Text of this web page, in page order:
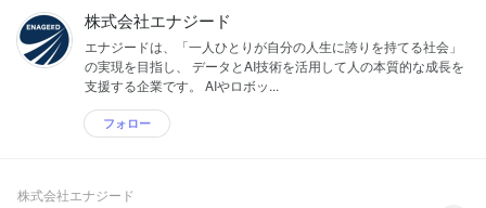
株式会社エナジード
エナジードは、「一人ひとりが自分の人生に誇りを持てる社会」
の実現を目指し、 データとAI技術を活用して人の本質的な成長を
支援する企業です。 AIやロボッ...
フォロー
株式会社エナジード